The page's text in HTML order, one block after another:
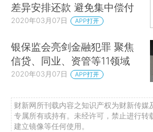
差异安排还款 避免集中偿付
2020年03月07日 APP打开
银保监会亮剑金融犯罪 聚焦
信贷、同业、资管等11领域
2020年03月07日 APP打开
财新网所刊载内容之知识产权为财新传媒
专属所有或持有。未经许可，禁止进行转
建立镜像等任何使用。